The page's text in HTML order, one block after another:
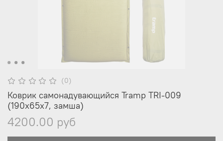
(0)
Коврик самонадувающийся Tramp TRI-009
(190х65х7, замша)
4200.00 руб